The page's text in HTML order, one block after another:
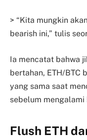
> “Kita mungkin
bearish ini,” tulis
Ia mencatat bahwa
bertahan, ETH/BTC
yang sama saat
sebelum
Flush ETH